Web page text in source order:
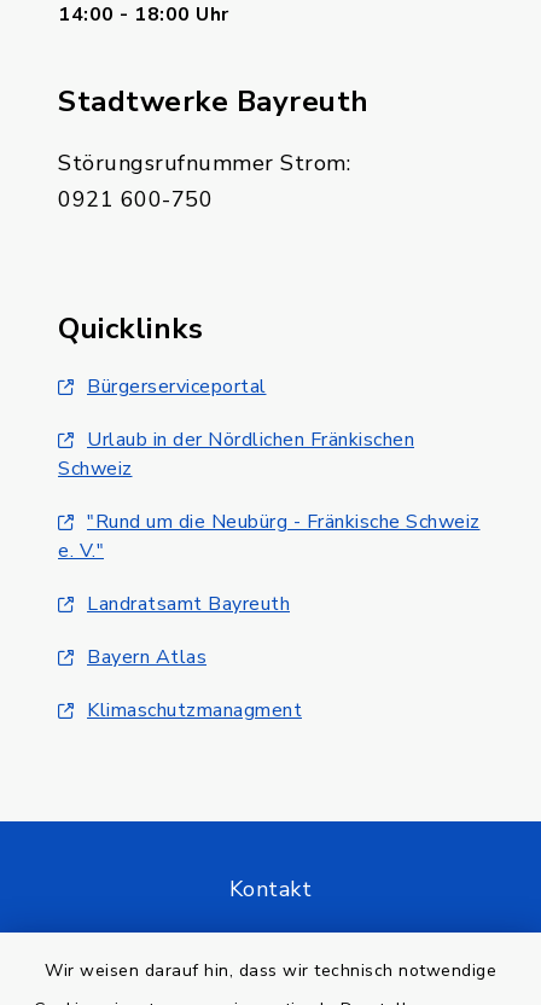
Wir weisen darauf hin, dass wir technisch notwendige
14:00 - 18:00 Uhr
Stadtwerke Bayreuth
Störungsrufnummer Strom:
0921 600-750
Quicklinks
Bürgerserviceportal
Urlaub in der Nördlichen Fränkischen
Schweiz
"Rund um die Neubürg - Fränkische Schweiz
e. V."
Landratsamt Bayreuth
Bayern Atlas
Klimaschutzmanagment
Kontakt